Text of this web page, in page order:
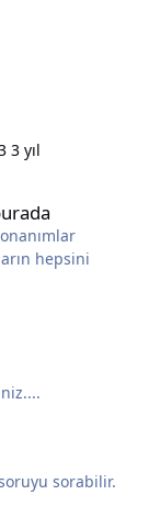
3 yıl
hepsini
sorabilir.